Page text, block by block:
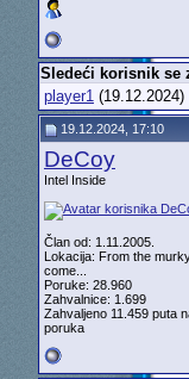
Sledeći korisnik se
player1(19.12.2024)
19.12.2024, 17:10
DeCoy
Intel Inside
Član od: 1.11.2005.
Lokacija: From the
come...
Poruke: 28.960
Zahvalnice: 1.699
Zahvaljeno 11.459 puta
poruka